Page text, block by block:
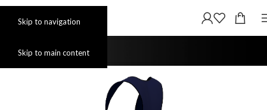
Skip to navigation
Skip to main content